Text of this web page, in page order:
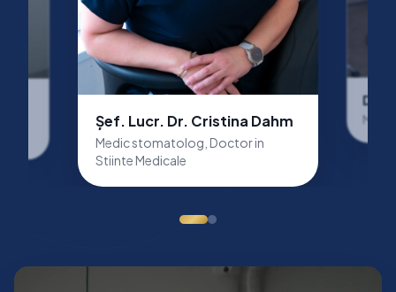
Șef. Lucr. Dr. Cristina Dahm
Medic stomatolog, Doctor in
Stiinte Medicale
Dr.